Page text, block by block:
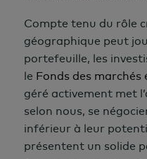
Compte tenu du rôle
géographique peut
portefeuille, les
le Fonds des marchés
géré activement met
selon nous, se
inférieur à leur
présentent un solide